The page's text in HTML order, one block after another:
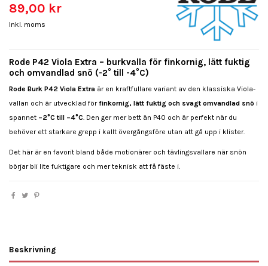
89,00 kr
Inkl. moms
Rode P42 Viola Extra – burkvalla för finkornig, lätt fuktig
och omvandlad snö (-2° till -4°C)
Rode Burk P42 Viola Extra är en kraftfullare variant av den klassiska Viola-
vallan och är utvecklad förfinkornig, lätt fuktig och svagt omvandlad snö i
spannet –2°C till –4°C. Den ger mer bett än P40 och är perfekt när du
behöver ett starkare grepp i kallt övergångsföre utan att gå upp i klister.
Det här är en favorit bland både motionärer och tävlingsvallare när snön
börjar bli lite fuktigare och mer teknisk att få fäste i.
Beskrivning